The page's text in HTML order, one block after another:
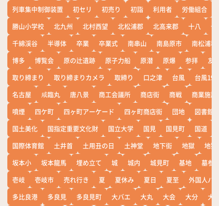
列車集中制御装置
初セリ 初売り 初詣 利用者 労働組合
勝山小学校
北九州 北村西望 北松浦郡 北高来郡 十八
十
千綿渓谷
半導体 卒業 卒業式 南串山 南島原市
南松浦郡
博多
博覧会 原の辻遺跡 原子力船 原潜 原爆 参拝
友
取り締まり
取り締まりカメラ 取締り 口之津 台風
台風19
名古屋
咸臨丸 唐八景 商工会議所 商店街 商戦
商業施設
噴煙
四ケ町 四ヶ町アーケード 四ヶ町商店街 団地
図書館
国土美化
国指定重要文化財 国立大学 国見 国見町 国道
国際体育館
土井首 土用丑の日 土神堂 地下街 地獄
地獄
坂本小
坂本龍馬 埋め立て 城 城内 城見町 基地
墓参
壱岐
壱岐市 売れ行き 夏 夏休み 夏日 夏至
外国人バ
多比良港
多良見 多良見町 大バエ 大丸 大会 大分
大